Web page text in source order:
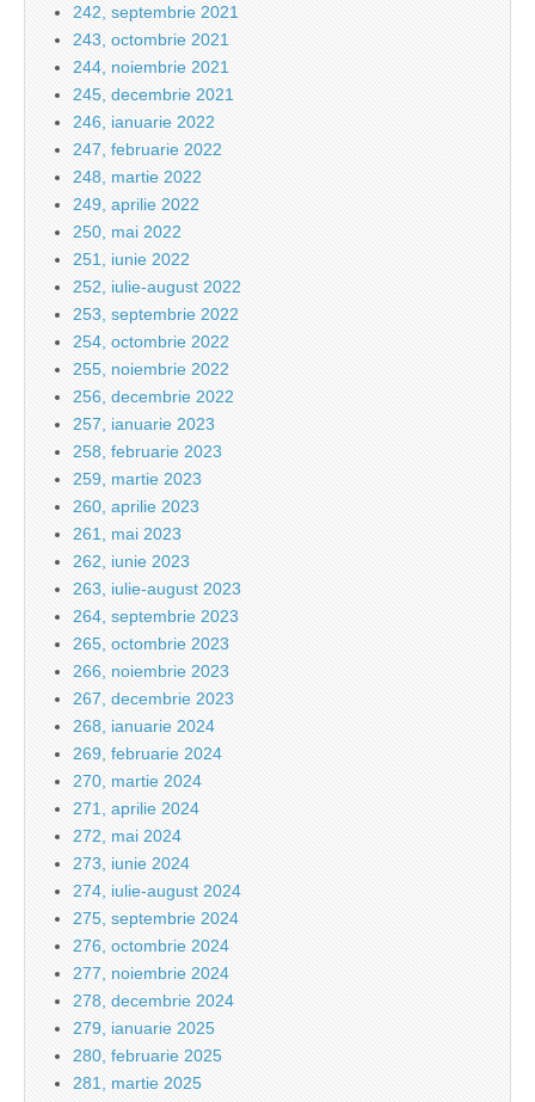
242, septembrie 2021
243, octombrie 2021
244, noiembrie 2021
245, decembrie 2021
246, ianuarie 2022
247, februarie 2022
248, martie 2022
249, aprilie 2022
250, mai 2022
251, iunie 2022
252, iulie-august 2022
253, septembrie 2022
254, octombrie 2022
255, noiembrie 2022
256, decembrie 2022
257, ianuarie 2023
258, februarie 2023
259, martie 2023
260, aprilie 2023
261, mai 2023
262, iunie 2023
263, iulie-august 2023
264, septembrie 2023
265, octombrie 2023
266, noiembrie 2023
267, decembrie 2023
268, ianuarie 2024
269, februarie 2024
270, martie 2024
271, aprilie 2024
272, mai 2024
273, iunie 2024
274, iulie-august 2024
275, septembrie 2024
276, octombrie 2024
277, noiembrie 2024
278, decembrie 2024
279, ianuarie 2025
280, februarie 2025
281, martie 2025